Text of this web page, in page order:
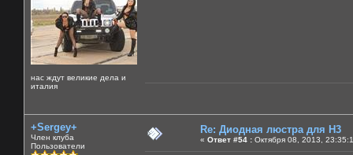
нас ждут великие дела и
италия
+Sergey+
Член клуба
Пользователи
Re: Диодная люстра для Н3
« Ответ #54 : Октября 08, 2013,